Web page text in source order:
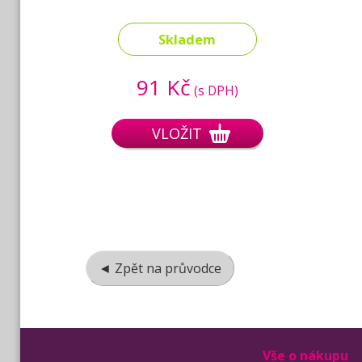
Skladem
91 Kč (s DPH)
VLOŽIT
◄ Zpět na průvodce
Vše o nákupu